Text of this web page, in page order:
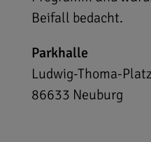
Beifall bedacht.
Parkhalle
Ludwig-Thoma-
86633 Neuburg